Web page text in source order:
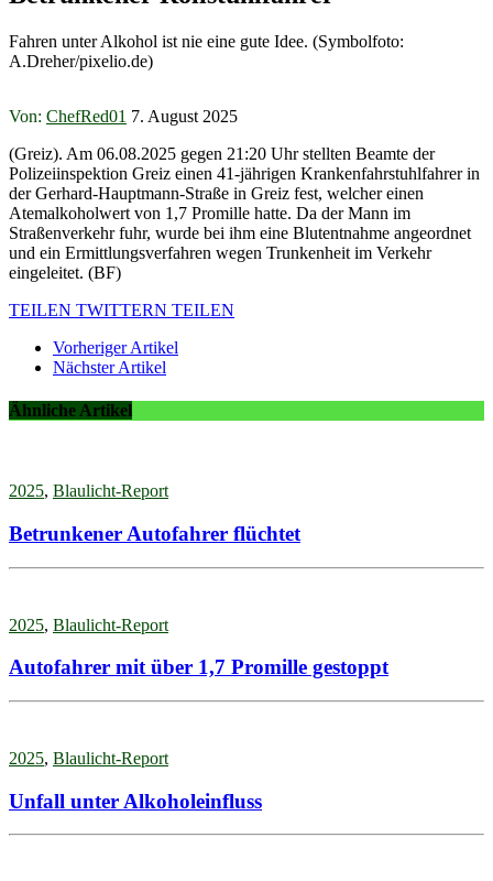
Fahren unter Alkohol ist nie eine gute Idee. (Symbolfoto:
A.Dreher/pixelio.de)
Von: ChefRed01 7. August 2025
(Greiz). Am 06.08.2025 gegen 21:20 Uhr stellten Beamte der
Polizeiinspektion Greiz einen 41-jährigen Krankenfahrstuhlfahrer in
der Gerhard-Hauptmann-Straße in Greiz fest, welcher einen
Atemalkoholwert von 1,7 Promille hatte. Da der Mann im
Straßenverkehr fuhr, wurde bei ihm eine Blutentnahme angeordnet
und ein Ermittlungsverfahren wegen Trunkenheit im Verkehr
eingeleitet. (BF)
TEILEN TWITTERN TEILEN
Vorheriger Artikel
Nächster Artikel
Ähnliche Artikel
2025, Blaulicht-Report
Betrunkener Autofahrer flüchtet
2025, Blaulicht-Report
Autofahrer mit über 1,7 Promille gestoppt
2025, Blaulicht-Report
Unfall unter Alkoholeinfluss